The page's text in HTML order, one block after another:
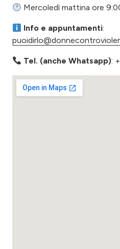
Mercoledì mattina ore
​ Info e appuntamenti:
​ Tel. (anche Whatsapp):